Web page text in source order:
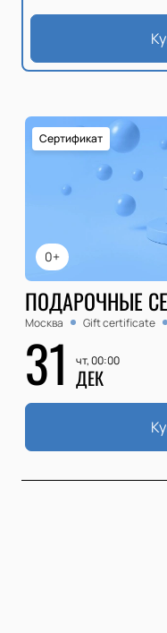
0+
Сертификат
ПОДАРОЧНЫЕ
Москва Gift certificate
31 чт, 00:00
ДЕК